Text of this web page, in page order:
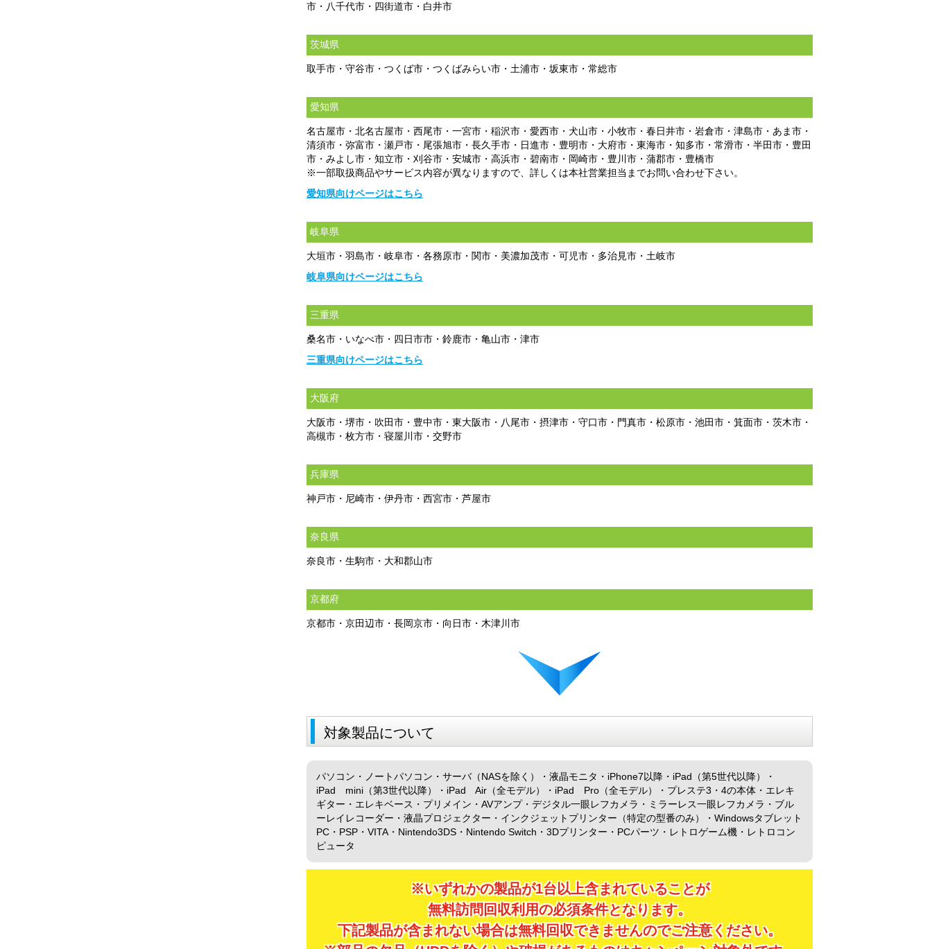
市・八千代市・四街道市・白井市
茨城県
取手市・守谷市・つくば市・つくばみらい市・土浦市・坂東市・常総市
愛知県
名古屋市・北名古屋市・西尾市・一宮市・稲沢市・愛西市・犬山市・小牧市・春日井市・岩倉市・津島市・あま市・
清須市・弥富市・瀬戸市・尾張旭市・長久手市・日進市・豊明市・大府市・東海市・知多市・常滑市・半田市・豊田
市・みよし市・知立市・刈谷市・安城市・高浜市・碧南市・岡崎市・豊川市・蒲郡市・豊橋市
※一部取扱商品やサービス内容が異なりますので、詳しくは本社営業担当までお問い合わせ下さい。
愛知県向けページはこちら
岐阜県
大垣市・羽島市・岐阜市・各務原市・関市・美濃加茂市・可児市・多治見市・土岐市
岐阜県向けページはこちら
三重県
桑名市・いなべ市・四日市市・鈴鹿市・亀山市・津市
三重県向けページはこちら
大阪府
大阪市・堺市・吹田市・豊中市・東大阪市・八尾市・摂津市・守口市・門真市・松原市・池田市・箕面市・茨木市・
高槻市・枚方市・寝屋川市・交野市
兵庫県
神戸市・尼崎市・伊丹市・西宮市・芦屋市
奈良県
奈良市・生駒市・大和郡山市
京都府
京都市・京田辺市・長岡京市・向日市・木津川市
対象製品について
パソコン・ノートパソコン・サーバ（NASを除く）・液晶モニタ・iPhone7以降・iPad（第5世代以降）・
iPad mini（第3世代以降）・iPad Air（全モデル）・iPad Pro（全モデル）・プレステ3・4の本体・エレキ
ギター・エレキベース・プリメイン・AVアンプ・デジタル一眼レフカメラ・ミラーレス一眼レフカメラ・ブル
ーレイレコーダー・液晶プロジェクター・インクジェットプリンター（特定の型番のみ）・Windowsタブレット
PC・PSP・VITA・Nintendo3DS・Nintendo Switch・3Dプリンター・PCパーツ・レトロゲーム機・レトロコン
ピュータ
※いずれかの製品が1台以上含まれていることが
無料訪問回収利用の必須条件となります。
下記製品が含まれない場合は無料回収できませんのでご注意ください。